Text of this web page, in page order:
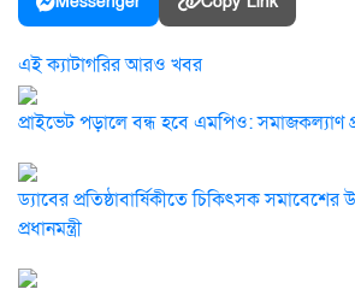
এই ক্যাটাগরির আরও খবর
প্রাইভেট পড়ালে বন্ধ হবে এমপিও: সমাজকল্যাণ
ড্যাবের প্রতিষ্ঠাবার্ষিকীতে চিকিৎসক
প্রধানমন্ত্রী